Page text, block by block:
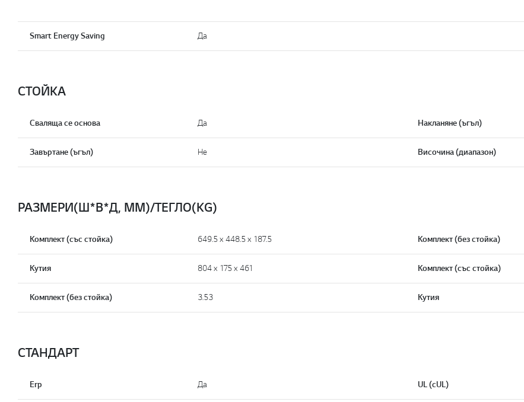
Smart Energy Saving Да
СТОЙКА
Сваляща се основа Да Накланяне (ъгъл)
Завъртане (ъгъл) He Височина (диапазон)
РАЗМЕРИ(Ш*B*Д, MM)/ТЕГЛО(KG)
Комплект (със стойка) 649.5 x 448.5 x 187.5 Комплект (без стойка)
Кутия 804 x 175 x 461 Комплект (със стойка)
Комплект (без стойка) 3.53 Кутия
СТАНДАРТ
Erp Да UL (cUL)